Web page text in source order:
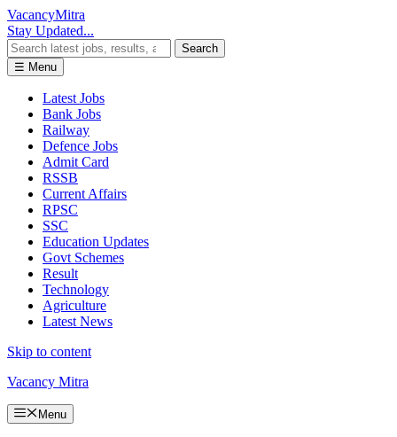
VacancyMitra
Stay Updated...
Search
☰ Menu
Latest Jobs
Bank Jobs
Railway
Defence Jobs
Admit Card
RSSB
Current Affairs
RPSC
SSC
Education Updates
Govt Schemes
Result
Technology
Agriculture
Latest News
Skip to content
Vacancy Mitra
Menu